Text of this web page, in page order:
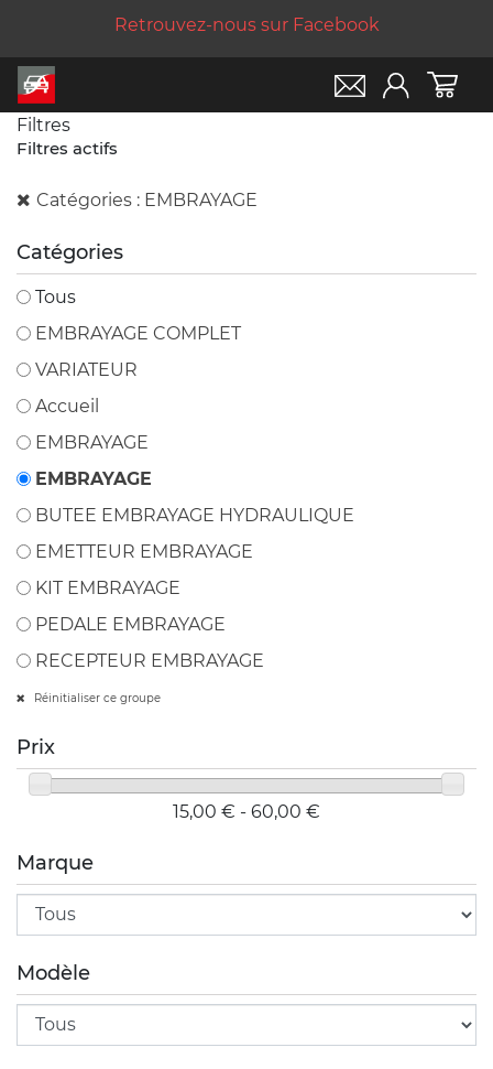
Retrouvez-nous sur Facebook
Filtres
Filtres actifs
Catégories : EMBRAYAGE
Catégories
Tous
EMBRAYAGE COMPLET
VARIATEUR
Accueil
EMBRAYAGE
EMBRAYAGE
BUTEE EMBRAYAGE HYDRAULIQUE
EMETTEUR EMBRAYAGE
KIT EMBRAYAGE
PEDALE EMBRAYAGE
RECEPTEUR EMBRAYAGE
Réinitialiser ce groupe
Prix
15,00 € - 60,00 €
Marque
Modèle